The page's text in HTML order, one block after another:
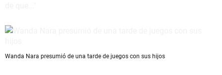
Wanda Nara presumió de una tarde de juegos con sus hijos